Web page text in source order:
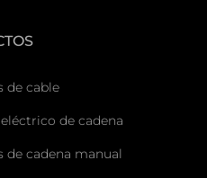
de cable
de cadena
de cadena manual